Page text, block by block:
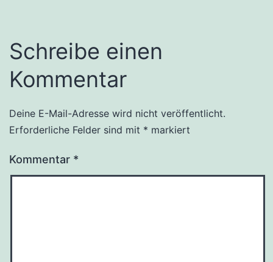
Schreibe einen
Kommentar
Deine E-Mail-Adresse wird nicht veröffentlicht.
Erforderliche Felder sind mit * markiert
Kommentar *